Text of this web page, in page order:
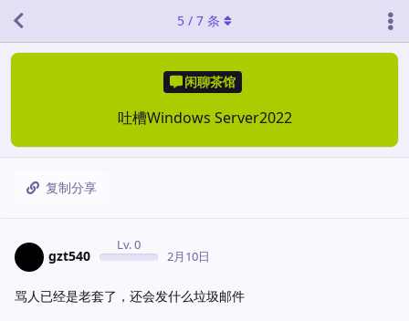
闲聊茶馆
吐槽Windows Server2022
复制分享
5 / 7 条
gzt540
Lv. 0
2月10日
骂人已经是老套了，还会发什么垃圾邮件